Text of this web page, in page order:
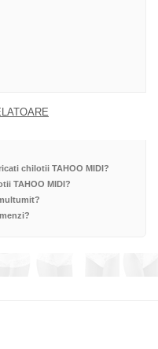
chilotii TAHOO MIDI?
TAHOO MIDI?